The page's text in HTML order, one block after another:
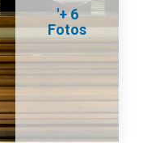
'+ 6
Fotos